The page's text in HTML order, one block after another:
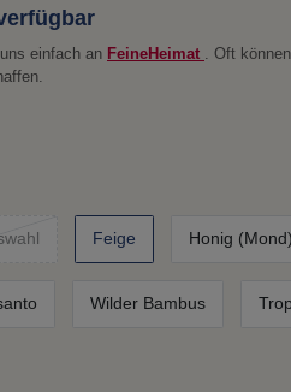
einfach an FeineHeimat
. Oft
Feige Honig (Mond)
Wilder Bambus